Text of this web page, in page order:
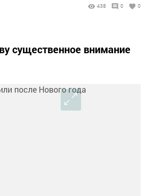
438 0 0
существенное внимание